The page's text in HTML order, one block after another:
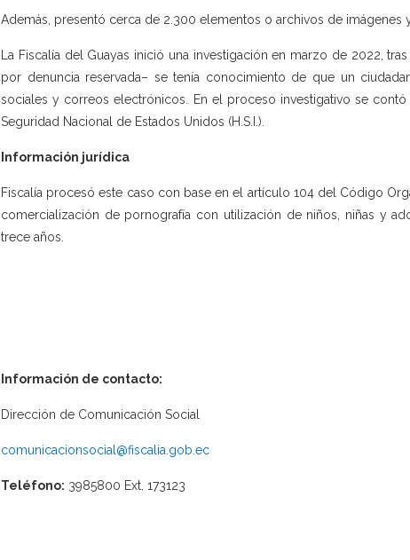
Además, presentó cerca de 2.300 elementos o archivos de imágenes
La Fiscalía del Guayas inició una investigación en marzo de 2022,
por denuncia reservada– se tenía conocimiento de que un
sociales y correos electrónicos. En el proceso investigativo se
Seguridad Nacional de Estados Unidos (H.S.I.).
Información jurídica
Fiscalía procesó este caso con base en el artículo 104 del Código
comercialización de pornografía con utilización de niños, niñas y
trece años.
Información de contacto:
Dirección de Comunicación Social
comunicacionsocial@fiscalia.gob.ec
Teléfono: 3985800 Ext. 173123